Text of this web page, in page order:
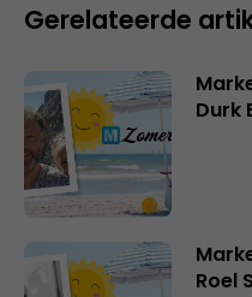
Gerelateerde
Durk
Roel